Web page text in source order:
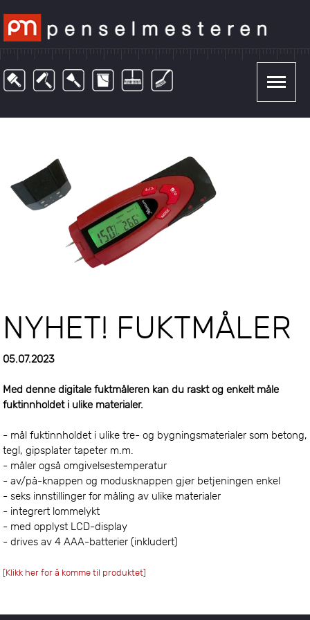
NYHET! FUKTMÅLER
05.07.2023
Med denne digitale fuktmåleren kan du raskt og enkelt måle
fuktinnholdet i ulike materialer.
- mål fuktinnholdet i ulike tre- og bygningsmaterialer som betong,
tegl, gipsplater tapeter m.m.
- måler også omgivelsestemperatur
- av/på-knappen og modusknappen gjør betjeningen enkel
- seks innstillinger for måling av ulike materialer
- integrert lommelykt
- med opplyst LCD-display
- drives av 4 AAA-batterier (inkludert)
[Klikk her for å komme til produktet]